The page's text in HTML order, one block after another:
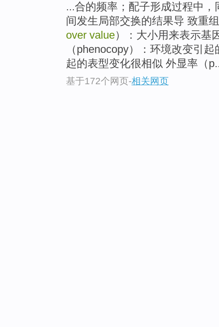
...合的频率；配子形成过程中
间发生局部交换的结果导 致重
over value）：大小用来表示基
（phenocopy）：环境改变引
起的表型变化很相似 外显率（
基于172个网页-相关网页